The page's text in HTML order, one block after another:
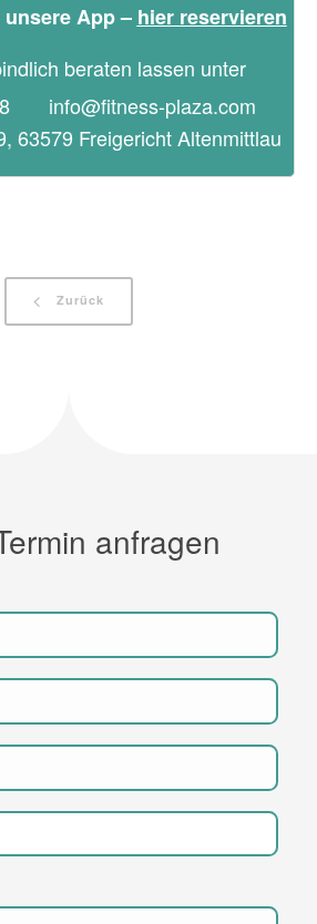
App – hier reservieren
beraten lassen unter
info@fitness-plaza.com
63579 Freigericht Altenmittlau
Zurück
anfragen